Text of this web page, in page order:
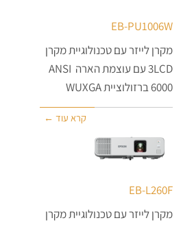
EB-PU1006W
מקרן לייזר עם טכנולוגיית מקרן
3LCD עם עוצמת הארה ANSI
6000 ברזולוציית WUXGA
קרא עוד ←
EB-L260F
מקרן לייזר עם טכנולוגיית מקרן